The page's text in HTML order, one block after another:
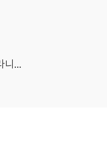
니...